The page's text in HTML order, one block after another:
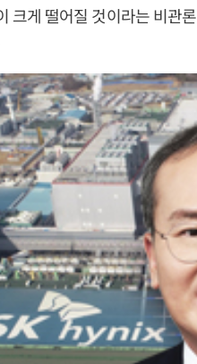
크게 떨어질 것이라는 비관